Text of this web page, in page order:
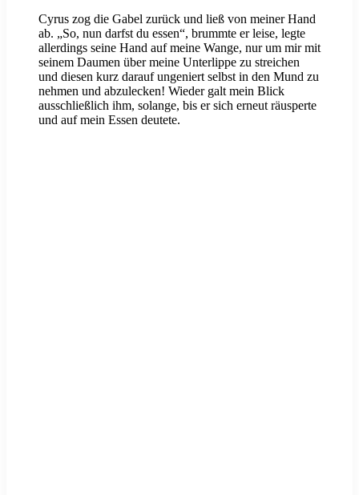
Cyrus zog die Gabel zurück und ließ von meiner Hand
ab. „So, nun darfst du essen“, brummte er leise, legte
allerdings seine Hand auf meine Wange, nur um mir mit
seinem Daumen über meine Unterlippe zu streichen
und diesen kurz darauf ungeniert selbst in den Mund zu
nehmen und abzulecken! Wieder galt mein Blick
ausschließlich ihm, solange, bis er sich erneut räusperte
und auf mein Essen deutete.